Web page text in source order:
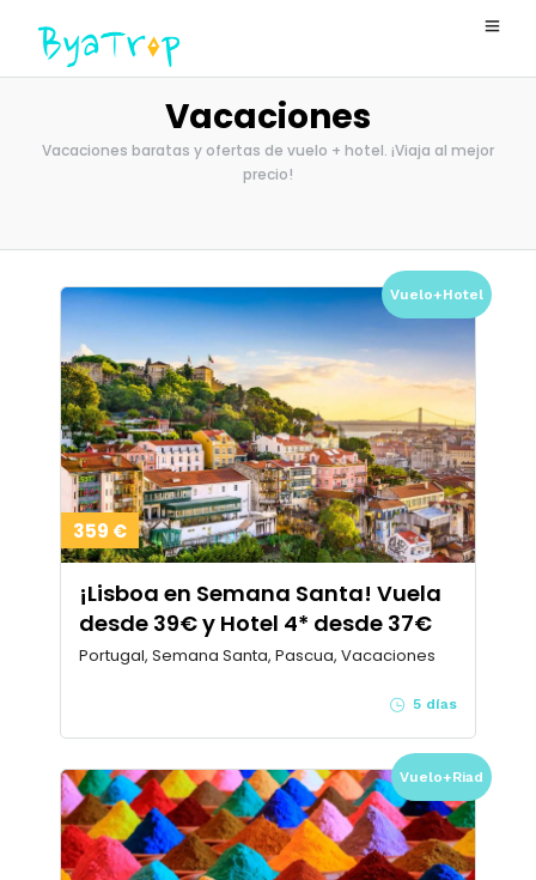
Vacaciones
Vacaciones baratas y ofertas de vuelo + hotel. ¡Viaja al mejor
precio!
Vuelo+Hotel
359 €
¡Lisboa en Semana Santa! Vuela
desde 39€ y Hotel 4* desde 37€
Portugal, Semana Santa, Pascua, Vacaciones
5 días
Vuelo+Riad